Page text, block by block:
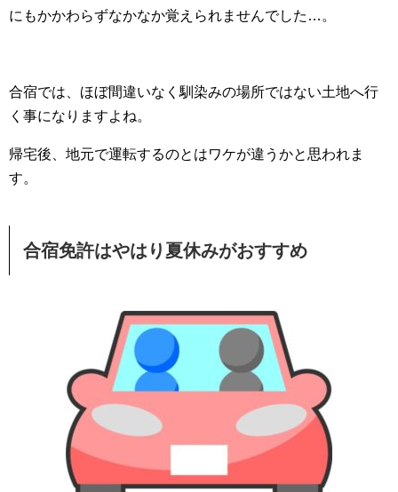
にもかかわらずなかなか覚えられませんでした…。
合宿では、ほぼ間違いなく馴染みの場所ではない土地へ行
く事になりますよね。
帰宅後、地元で運転するのとはワケが違うかと思われま
す。
合宿免許はやはり夏休みがおすすめ